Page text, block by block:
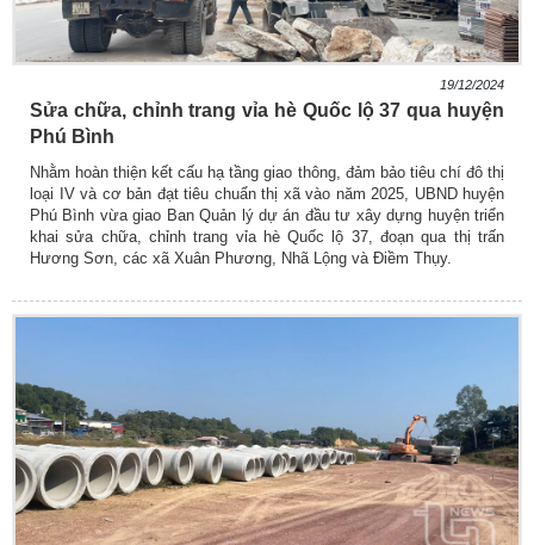
19/12/2024
Sửa chữa, chỉnh trang vỉa hè Quốc lộ 37 qua huyện
Phú Bình
Nhằm hoàn thiện kết cấu hạ tầng giao thông, đảm bảo tiêu chí đô thị
loại IV và cơ bản đạt tiêu chuẩn thị xã vào năm 2025, UBND huyện
Phú Bình vừa giao Ban Quản lý dự án đầu tư xây dựng huyện triển
khai sửa chữa, chỉnh trang vỉa hè Quốc lộ 37, đoạn qua thị trấn
Hương Sơn, các xã Xuân Phương, Nhã Lộng và Điềm Thụy.